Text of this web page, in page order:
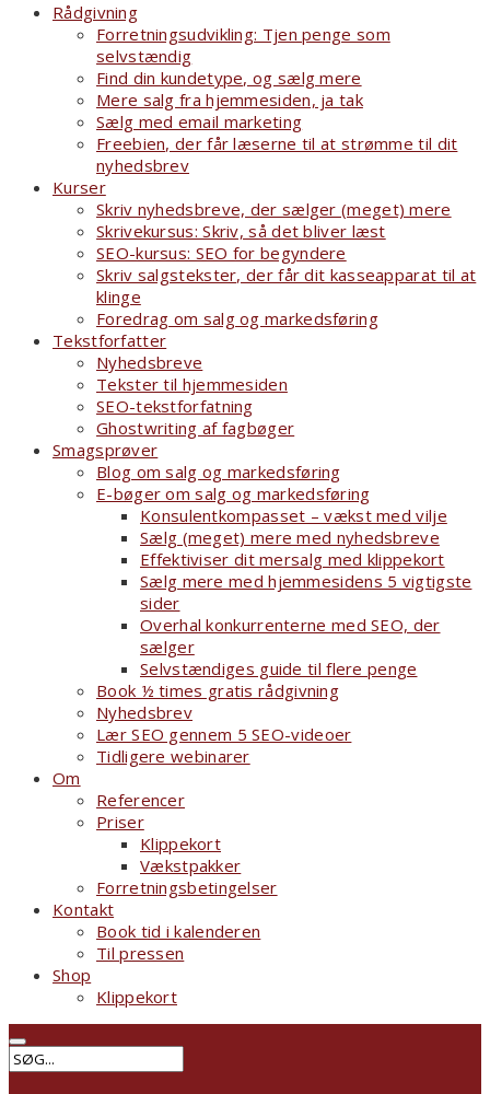
Rådgivning
Forretningsudvikling: Tjen penge som
selvstændig
Find din kundetype, og sælg mere
Mere salg fra hjemmesiden, ja tak
Sælg med email marketing
Freebien, der får læserne til at strømme til dit
nyhedsbrev
Kurser
Skriv nyhedsbreve, der sælger (meget) mere
Skrivekursus: Skriv, så det bliver læst
SEO-kursus: SEO for begyndere
Skriv salgstekster, der får dit kasseapparat til at
klinge
Foredrag om salg og markedsføring
Tekstforfatter
Nyhedsbreve
Tekster til hjemmesiden
SEO-tekstforfatning
Ghostwriting af fagbøger
Smagsprøver
Blog om salg og markedsføring
E-bøger om salg og markedsføring
Konsulentkompasset – vækst med vilje
Sælg (meget) mere med nyhedsbreve
Effektiviser dit mersalg med klippekort
Sælg mere med hjemmesidens 5 vigtigste
sider
Overhal konkurrenterne med SEO, der
sælger
Selvstændiges guide til flere penge
Book ½ times gratis rådgivning
Nyhedsbrev
Lær SEO gennem 5 SEO-videoer
Tidligere webinarer
Om
Referencer
Priser
Klippekort
Vækstpakker
Forretningsbetingelser
Kontakt
Book tid i kalenderen
Til pressen
Shop
Klippekort